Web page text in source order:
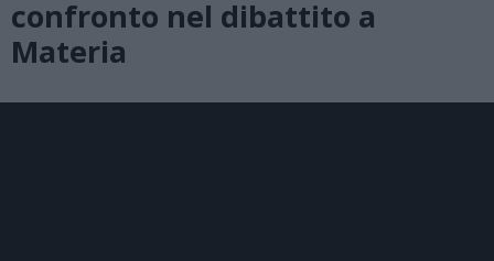
confronto nel dibattito a
Materia